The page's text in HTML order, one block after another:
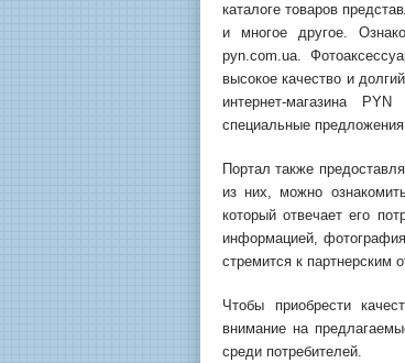
каталоге товаров
и многое другое.
pyn.com.ua.
высокое качество и
интернет-магазина
специальные
Портал также
из них, можно
который отвечает его
информацией,
стремится к партнерским
Чтобы приобрести
внимание на
среди потребителей.